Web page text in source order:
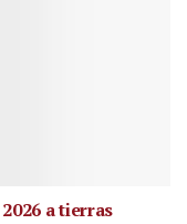
a tierras